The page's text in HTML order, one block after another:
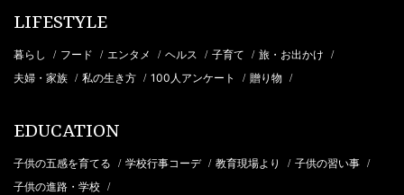
LIFESTYLE
暮らし / フード / エンタメ / ヘルス / 子育て / 旅・お出かけ /
夫婦・家族 / 私の生き方 / 100人アンケート / 贈り物 /
EDUCATION
子供の五感を育てる / 学校行事コーデ / 教育現場より / 子供の習い事 /
子供の進路・学校 /